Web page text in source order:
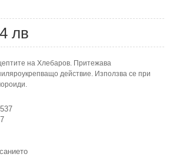
лв
на Хлебаров. Притежава
действие. Използва се при